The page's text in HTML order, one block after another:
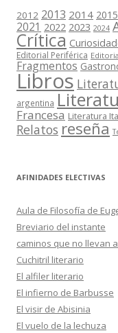
2012 2013 2014 2015
2021 2022 2023 2024
Crítica
Editorial Periférica
Fragmentos
Libros
argentina
Francesa Literatura
Relatos reseña
AFINIDADES ELECTIVAS
Aula de Filosofía de
Breviario del instante
caminos que no llevan
Cuchitril literario
El alfiler literario
El infierno de Barbusse
El visir de Abisinia
El vuelo de la lechuza